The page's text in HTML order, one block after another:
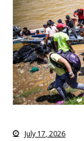
July 17, 2026